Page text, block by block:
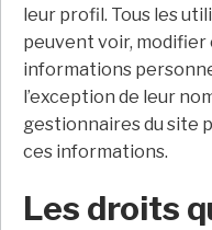
leur profil. Tous les
peuvent voir, modifier
informations
l’exception de leur
gestionnaires du site
ces informations.
Les droits